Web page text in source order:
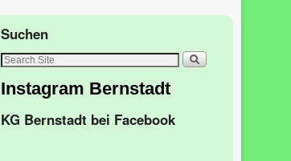
Suchen
Instagram Bernstadt
KG Bernstadt bei Facebook